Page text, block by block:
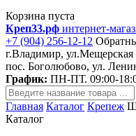
Корзина пуста
Креп33.рф интернет-
+7 (904) 256-12-12
г.Владимир, ул.Мещерская
пос. Боголюбово, ул.
График: ПН-ПТ. 09:00-
Главная Каталог Крепеж
Каталог